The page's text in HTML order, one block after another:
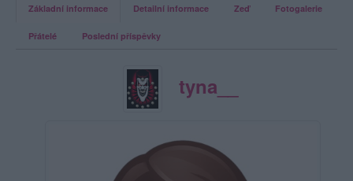
Základní informace Detailní informace Zeď Fotogalerie
Přátelé Poslední příspěvky
tyna__